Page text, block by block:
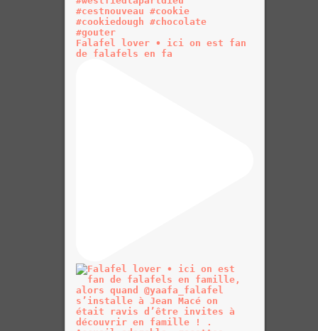
Falafel lover • ici on est fan
de falafels en fa